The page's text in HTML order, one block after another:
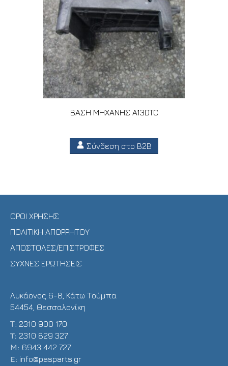
ΒΑΣΗ ΜΗΧΑΝΗΣ A13DTC
Σύνδεση στο B2B
ΟΡΟΙ ΧΡΗΣΗΣ
ΠΟΛΙΤΙΚΗ ΑΠΟΡΡΗΤΟΥ
ΑΠΟΣΤΟΛΕΣ/ΕΠΙΣΤΡΟΦΕΣ
ΣΥΧΝΕΣ ΕΡΩΤΗΣΕΙΣ
Λυκάονος 6-8, Κάτω Τούμπα
54454, Θεσσαλονίκη
Τ: 2310 900 170
T: 2310 829 327
Μ: 6943 442 727
E: info@pasparts.gr